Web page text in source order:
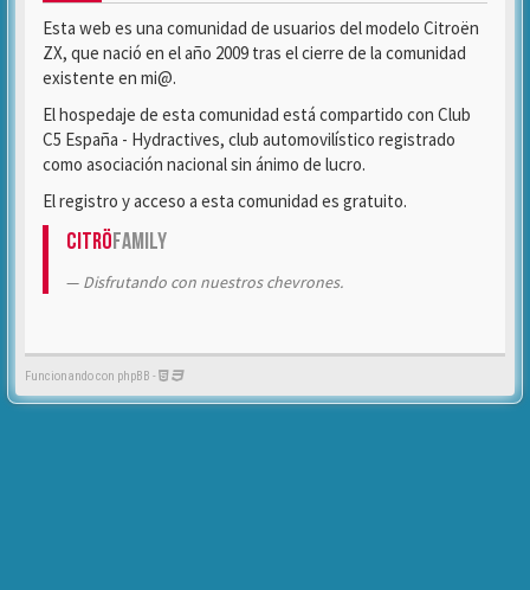
Esta web es una comunidad de usuarios del modelo Citroën
ZX, que nació en el año 2009 tras el cierre de la comunidad
existente en mi@.
El hospedaje de esta comunidad está compartido con Club
C5 España - Hydractives, club automovilístico registrado
como asociación nacional sin ánimo de lucro.
El registro y acceso a esta comunidad es gratuito.
CitröFamily
Disfrutando con nuestros chevrones.
Funcionando con phpBB -